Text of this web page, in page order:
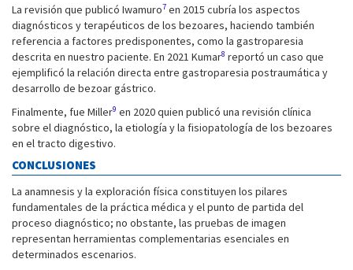
La revisión que publicó Iwamuro7 en 2015 cubría los aspectos
diagnósticos y terapéuticos de los bezoares, haciendo también
referencia a factores predisponentes, como la gastroparesia
descrita en nuestro paciente. En 2021 Kumar8 reportó un caso que
ejemplificó la relación directa entre gastroparesia postraumática y
desarrollo de bezoar gástrico.
Finalmente, fue Miller9 en 2020 quien publicó una revisión clínica
sobre el diagnóstico, la etiología y la fisiopatología de los bezoares
en el tracto digestivo.
CONCLUSIONES
La anamnesis y la exploración física constituyen los pilares
fundamentales de la práctica médica y el punto de partida del
proceso diagnóstico; no obstante, las pruebas de imagen
representan herramientas complementarias esenciales en
determinados escenarios.